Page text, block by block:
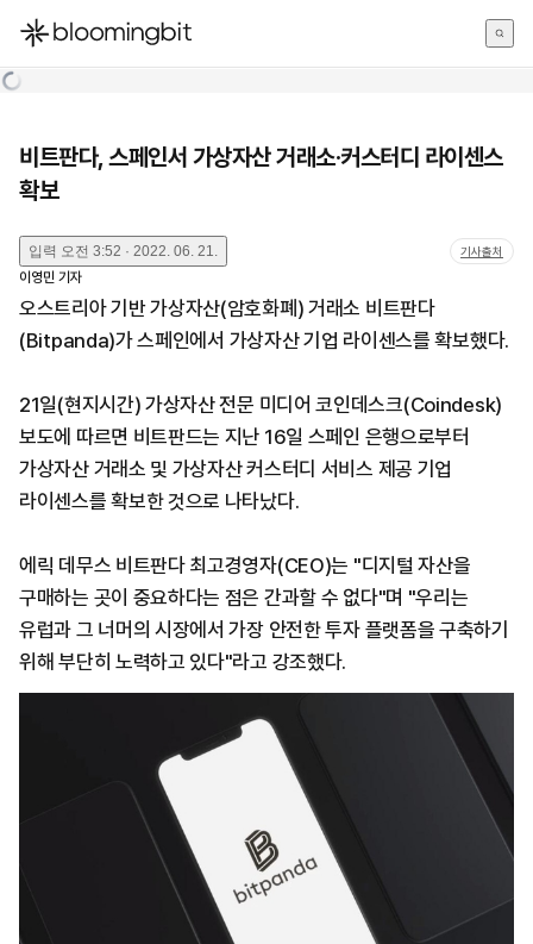
한국어
비트판다, 스페인서 가상자산 거래소·커스터디 라이센스
확보
입력 오전 3:52 · 2022. 06. 21. 기사출처
이영민 기자
오스트리아 기반 가상자산(암호화폐) 거래소 비트판다
(Bitpanda)가 스페인에서 가상자산 기업 라이센스를 확보했다.
21일(현지시간) 가상자산 전문 미디어 코인데스크(Coindesk)
보도에 따르면 비트판드는 지난 16일 스페인 은행으로부터
가상자산 거래소 및 가상자산 커스터디 서비스 제공 기업
라이센스를 확보한 것으로 나타났다.
에릭 데무스 비트판다 최고경영자(CEO)는 "디지털 자산을
구매하는 곳이 중요하다는 점은 간과할 수 없다"며 "우리는
유럽과 그 너머의 시장에서 가장 안전한 투자 플랫폼을 구축하기
위해 부단히 노력하고 있다"라고 강조했다.